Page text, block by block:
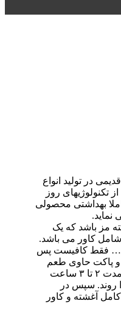
در تولید انواع
تکنولوژیهای روز
بهداشتی محصولی
نماید.
مز باشد که یک
کاور می باشد.
… فقط کافیست پس
پاکت حاوی طعم
دهنده را اضافه نمایید و اجازه دهید به مدت ۲ تا ۳ ساعت
روند. سپس در
آغشته و کاور